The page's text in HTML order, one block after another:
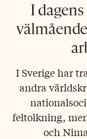
I
I Sverige har
andra
feltolkning,
och